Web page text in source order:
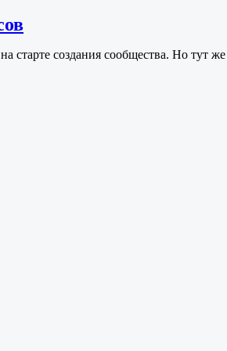
старте создания сообщества. Но тут